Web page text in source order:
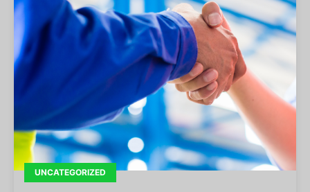
UNCATEGORIZED